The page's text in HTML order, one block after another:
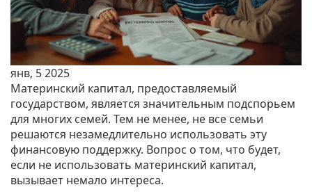
янв, 5 2025
Материнский капитал, предоставляемый
государством, является значительным подспорьем
для многих семей. Тем не менее, не все семьи
решаются незамедлительно использовать эту
финансовую поддержку. Вопрос о том, что будет,
если не использовать материнский капитал,
вызывает немало интереса.